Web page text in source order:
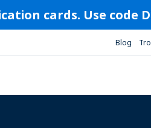
cards. Use code
Blog